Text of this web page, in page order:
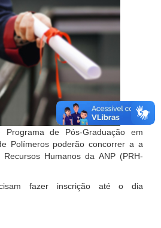
Programa de Pós-Graduação em
Polímeros poderão concorrer a a
Humanos da ANP (PRH-
fazer inscrição até o dia